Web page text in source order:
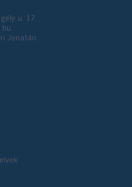
u. 17.
Jonatán